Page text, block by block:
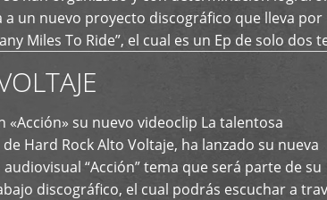
a un nuevo proyecto discográfico que lleva por
Miles To Ride”, el cual es un Ep de solo dos
[…]
«Acción» su nuevo videoclip La talentosa
Hard Rock Alto Voltaje, ha lanzado su nueva
“Acción” tema que será parte de su
discográfico, el cual podrás escuchar a